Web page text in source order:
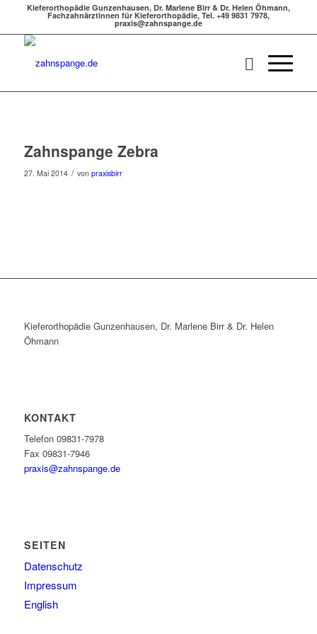
Kieferorthopädie Gunzenhausen, Dr. Marlene Birr & Dr. Helen Öhmann,
Fachzahnärztinnen für Kieferorthopädie, Tel. +49 9831 7978,
praxis@zahnspange.de
Zahnspange Zebra
27. Mai 2014 / von praxisbirr
Kieferorthopädie Gunzenhausen, Dr. Marlene Birr & Dr. Helen
Öhmann
KONTAKT
Telefon 09831-7978
Fax 09831-7946
praxis@zahnspange.de
SEITEN
Datenschutz
Impressum
English